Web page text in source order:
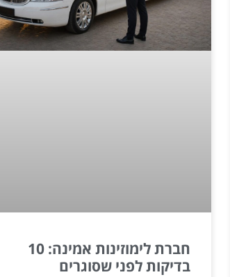
חברת לימוזינות אמינה: 10
בדיקות לפני שסוגרים